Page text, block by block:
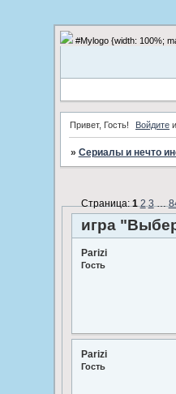
#Mylogo {width: 100%;
Привет, Гость! Войдите
» Сериалы и нечто
игра
Страница:1 2 3 …
Parizi
Гость
Parizi
Гость